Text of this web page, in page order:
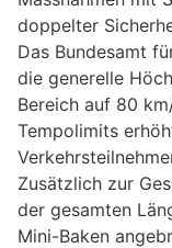
doppelter
Das Bundesamt
die generelle
Bereich auf 80
Tempolimits
Zusätzlich zur
der gesamten
Mini-Baken